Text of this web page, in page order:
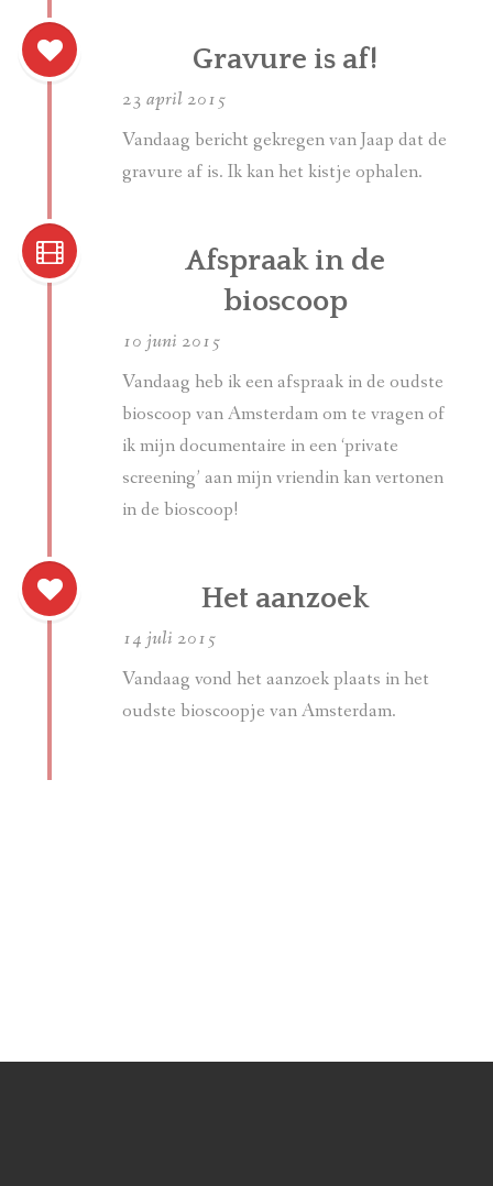
Gravure is af!
23 april 2015
Vandaag bericht gekregen van Jaap dat de
gravure af is. Ik kan het kistje ophalen.
Afspraak in de
bioscoop
10 juni 2015
Vandaag heb ik een afspraak in de oudste
bioscoop van Amsterdam om te vragen of
ik mijn documentaire in een ‘private
screening’ aan mijn vriendin kan vertonen
in de bioscoop!
Het aanzoek
14 juli 2015
Vandaag vond het aanzoek plaats in het
oudste bioscoopje van Amsterdam.